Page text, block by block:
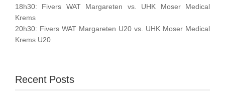
18h30: Fivers WAT Margareten vs. UHK Moser Medical
Krems
20h30: Fivers WAT Margareten U20 vs. UHK Moser Medical
Krems U20
Recent Posts